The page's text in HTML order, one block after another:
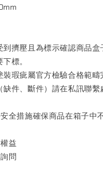
擠壓且為標示確認商品盒
標。
瑕疵屬官方檢驗合格範疇
件、斷件）請在私訊聯繫
全措施確保商品在箱子中
益
問